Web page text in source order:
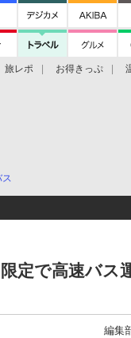
旅レポ お得きっぷ
ス
定で高速バス
編集